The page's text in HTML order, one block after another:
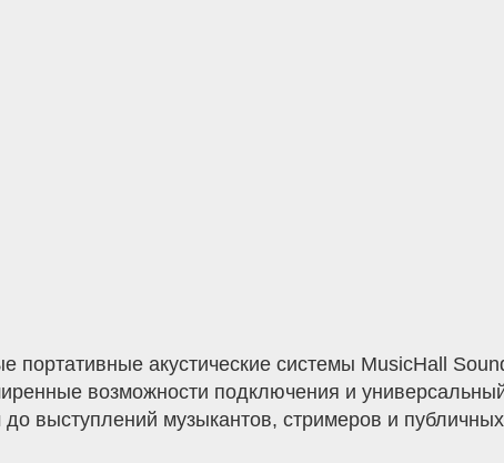
портативные акустические системы MusicHall
возможности подключения и
выступлений музыкантов, стримеров и